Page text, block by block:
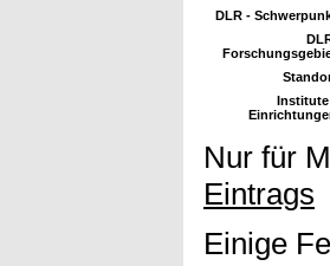
DLR -
Nur für
Eintrags
Einige